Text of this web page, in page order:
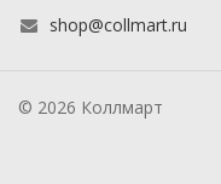
shop@collmart.ru
© 2026 Коллмарт